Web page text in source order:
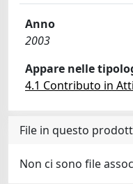
Anno
2003
Appare nelle
4.1 Contributo in
File in questo
Non ci sono file